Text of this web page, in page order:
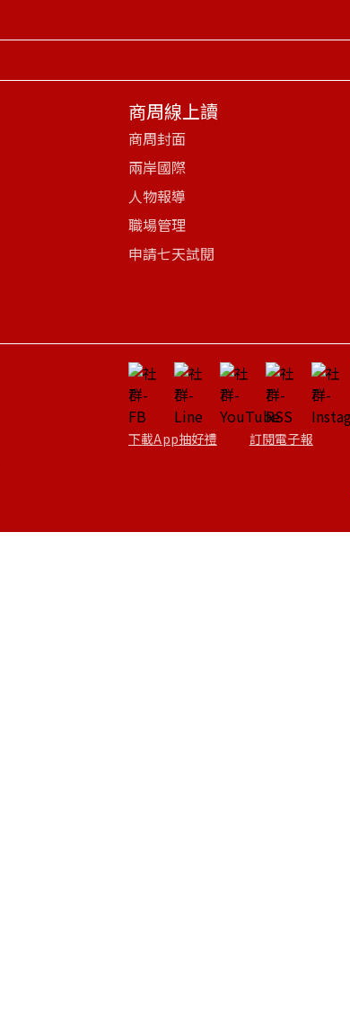
商周線上讀
商周封面
兩岸國際
人物報導
職場管理
申請七天試閱
下載App抽好禮 訂閱電子報